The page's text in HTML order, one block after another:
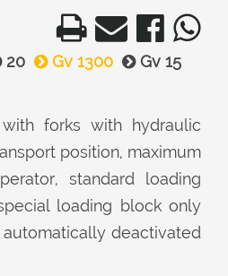
20 Gv 1300
Gv 15
forks with hydraulic
position, maximum
standard loading
loading block only
deactivated